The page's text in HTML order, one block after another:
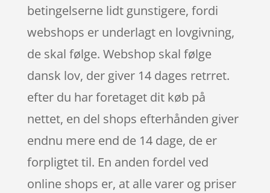
betingelserne lidt gunstigere, fordi
webshops er underlagt en lovgivning,
de skal følge. Webshop skal følge
dansk lov, der giver 14 dages retrret.
efter du har foretaget dit køb på
nettet, en del shops efterhånden giver
endnu mere end de 14 dage, de er
forpligtet til. En anden fordel ved
online shops er, at alle varer og priser